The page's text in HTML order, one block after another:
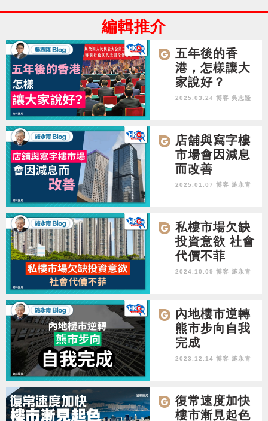
編輯推介
五年後的香
港，怎樣讓大
家說好？
2025.03.24 博客 吳志隆
店舖與寫字樓
市場會因減息
而改善
2025.01.07 博客 施永青
私樓市場欠缺
投資意欲 社會
代價不菲
2024.10.09 博客 施永青
內地樓市逆轉
熊市步向自我
完成
2023.12.14 博客 施永青
復常速度加快
樓市漸見起色